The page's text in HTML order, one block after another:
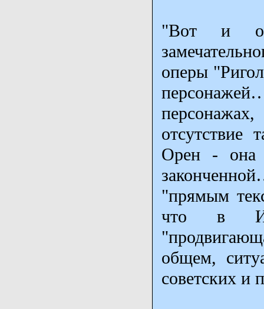
"Вот и
оперы
отсутствие
Орен - она
"прямым
что в
общем,
советских и